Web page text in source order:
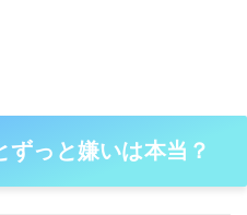
っと嫌いは本当？